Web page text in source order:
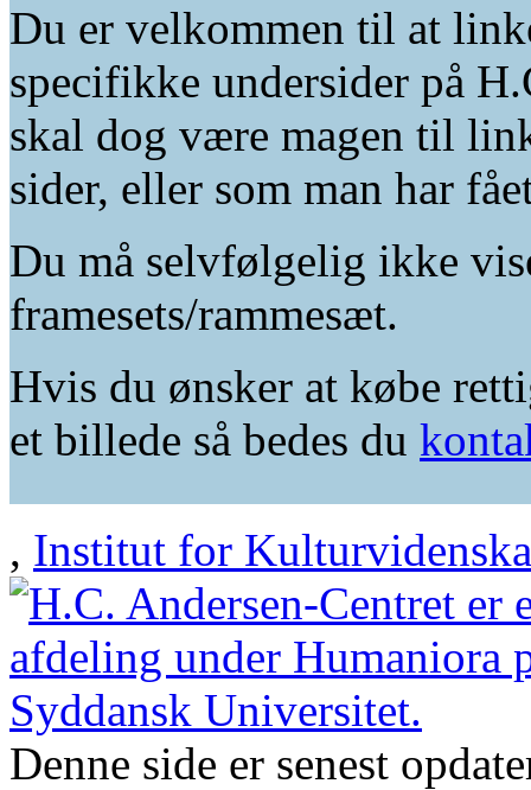
Du er velkommen til at
specifikke undersider på
skal dog være magen til
sider, eller som man har
Du må selvfølgelig ikke
framesets/rammesæt.
Hvis du ønsker at købe
et billede så bedes du
, Institut for
Denne side er senest